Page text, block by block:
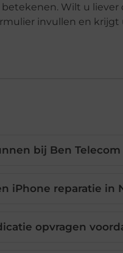
Wilt u
invullen en
bij Ben
iPhone reparatie in
opvragen